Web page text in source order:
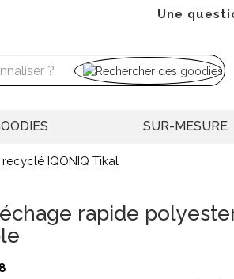
Une
SUR-MESURE
IQONIQ Tikal
rapide